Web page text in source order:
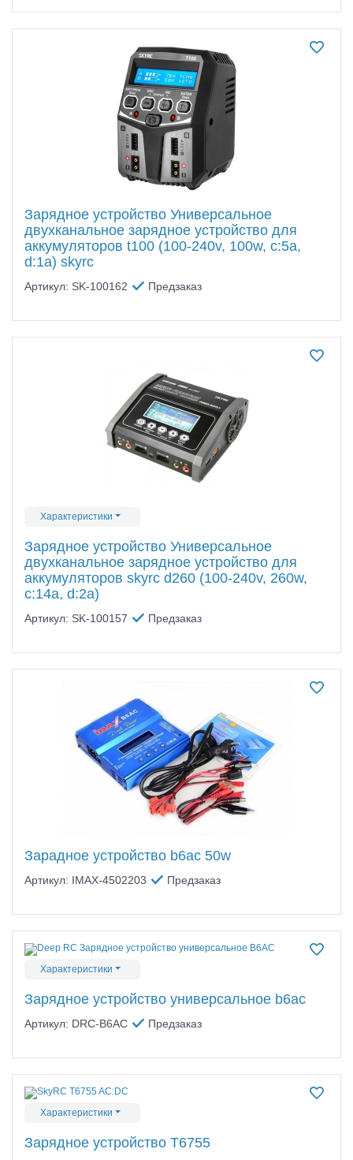
Зарядное устройство Универсальное
двухканальное зарядное устройство для
аккумуляторов t100 (100-240v, 100w, c:5a,
d:1a) skyrc
Артикул: SK-100162 Предзаказ
Характеристики
Зарядное устройство Универсальное
двухканальное зарядное устройство для
аккумуляторов skyrc d260 (100-240v, 260w,
c:14a, d:2a)
Артикул: SK-100157 Предзаказ
Зарадное устройство b6ac 50w
Артикул: IMAX-4502203 Предзаказ
Характеристики
Зарядное устройство универсальное b6ac
Артикул: DRC-B6AC Предзаказ
Характеристики
Зарядное устройство T6755